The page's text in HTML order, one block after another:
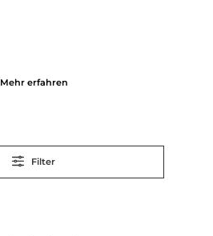
Mehr erfahren
Filter